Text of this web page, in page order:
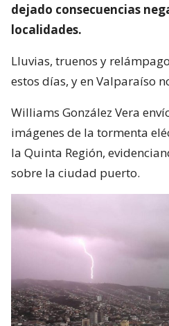
dejado consecuencias
localidades.
Lluvias, truenos y
estos días, y en Valparaíso
Williams González Vera
imágenes de la tormenta
la Quinta Región,
sobre la ciudad puerto.